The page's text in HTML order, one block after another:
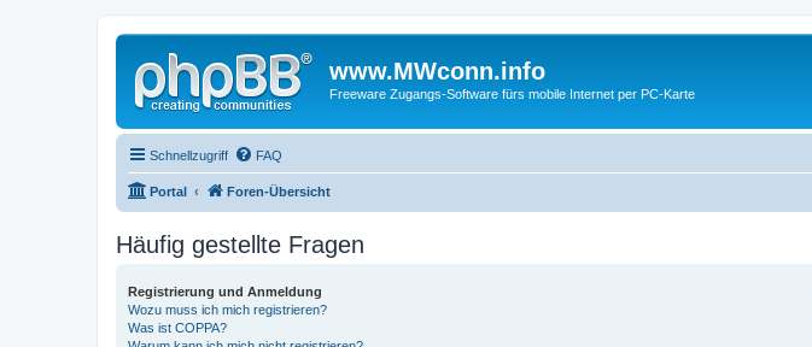
www.MWconn.info
Freeware Zugangs-Software fürs mobile Internet per PC-Karte
Schnellzugriff FAQ
Portal Foren-Übersicht
Häufig gestellte Fragen
Registrierung und Anmeldung
Wozu muss ich mich registrieren?
Was ist COPPA?